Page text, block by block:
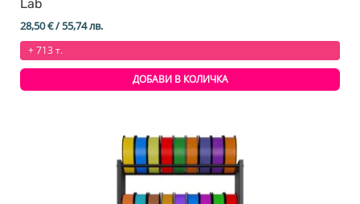
Lab
28,50€/ 55,74 лв.
+ 713 т.
ДОБАВИ В КОЛИЧКА